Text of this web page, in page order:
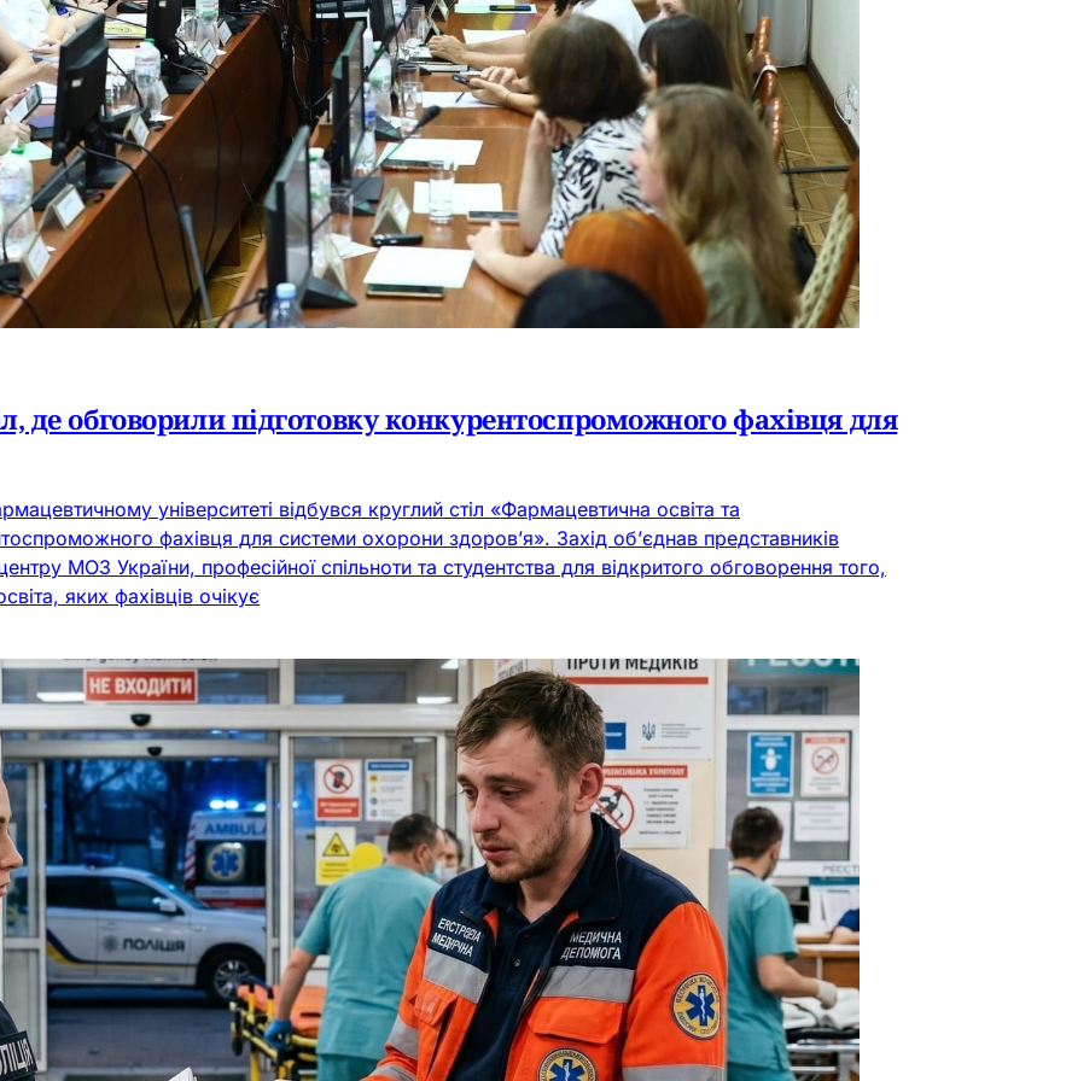
де обговорили підготовку конкурентоспроможного фахівця для
університеті відбувся круглий стіл «Фармацевтична освіта та
фахівця для системи охорони здоров’я». Захід об’єднав представників
МОЗ України, професійної спільноти та студентства для відкритого обговорення того,
яких фахівців очікує